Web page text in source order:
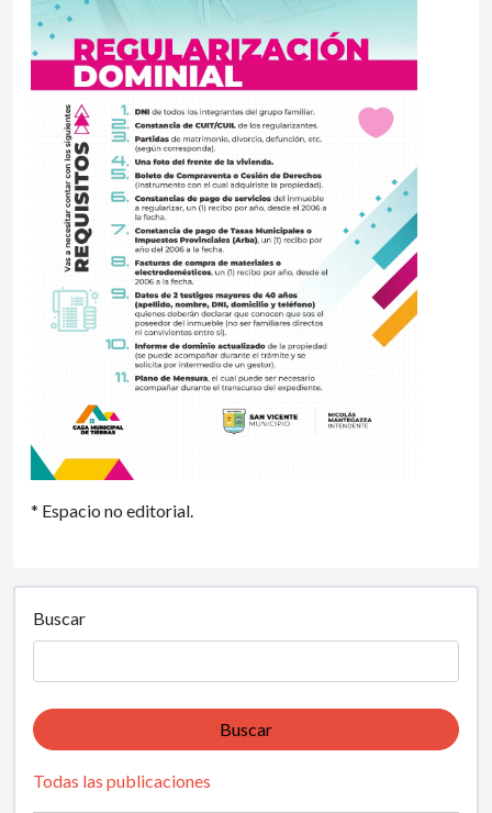
* Espacio no editorial.
Buscar
Buscar
Todas las publicaciones